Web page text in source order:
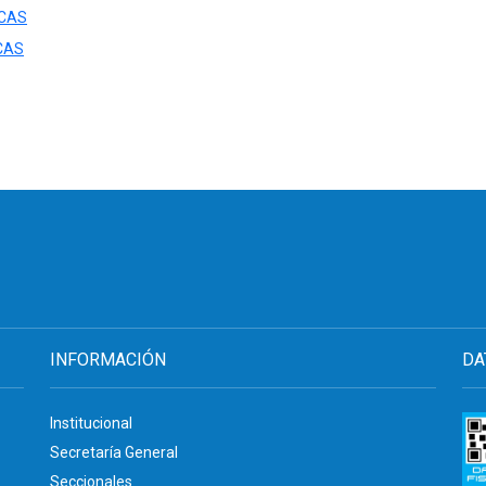
INFORMACIÓN
Institucional
Secretaría General
Seccionales